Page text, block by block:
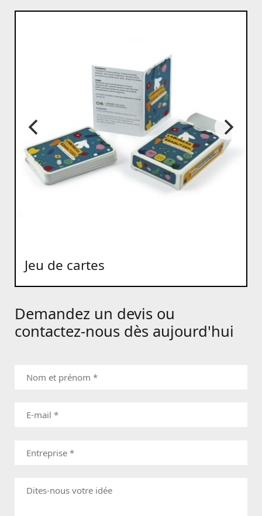
Jeu de cartes
Demandez un devis ou
contactez-nous dès aujourd'hui